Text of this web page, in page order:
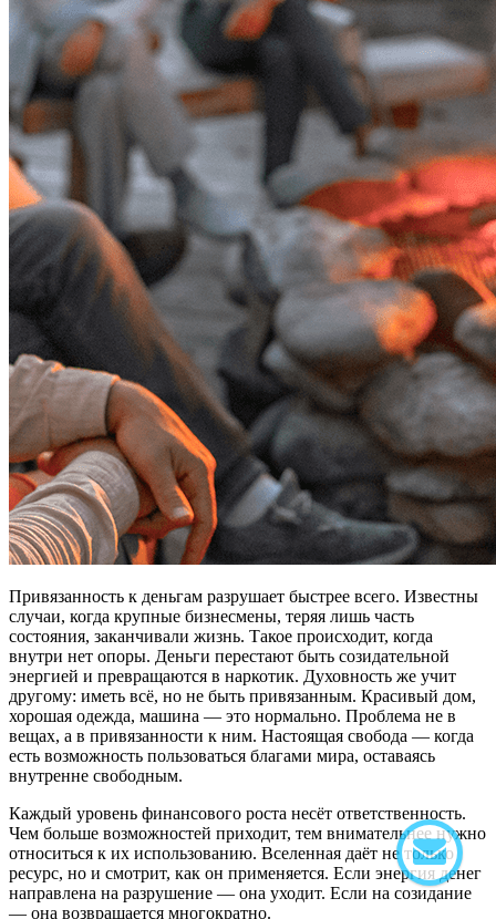
Привязанность к деньгам разрушает быстрее всего. Известны
случаи, когда крупные бизнесмены, теряя лишь часть
состояния, заканчивали жизнь. Такое происходит, когда
внутри нет опоры. Деньги перестают быть созидательной
энергией и превращаются в наркотик. Духовность же учит
другому: иметь всё, но не быть привязанным. Красивый дом,
хорошая одежда, машина — это нормально. Проблема не в
вещах, а в привязанности к ним. Настоящая свобода — когда
есть возможность пользоваться благами мира, оставаясь
внутренне свободным.
Каждый уровень финансового роста несёт ответственность.
Чем больше возможностей приходит, тем внимательнее нужно
относиться к их использованию. Вселенная даёт не только
ресурс, но и смотрит, как он применяется. Если энергия денег
направлена на разрушение — она уходит. Если на созидание
— она возвращается многократно.